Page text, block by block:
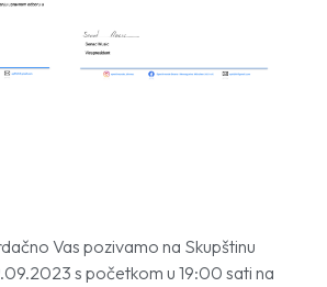
Vas pozivamo na Skupštinu
s početkom u 19:00 sati na